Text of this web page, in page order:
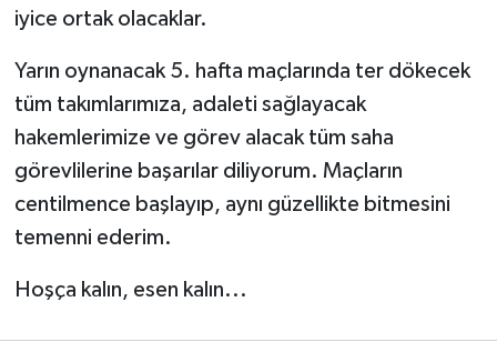
iyice ortak olacaklar.
Yarın oynanacak 5. hafta maçlarında ter dökecek
tüm takımlarımıza, adaleti sağlayacak
hakemlerimize ve görev alacak tüm saha
görevlilerine başarılar diliyorum. Maçların
centilmence başlayıp, aynı güzellikte bitmesini
temenni ederim.
Hoşça kalın, esen kalın...